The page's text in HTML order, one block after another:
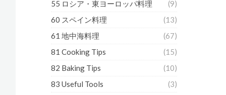
55 ロシア・東ヨーロッパ料理
(9)
60 スペイン料理
(13)
61 地中海料理
(67)
81 Cooking Tips
(15)
82 Baking Tips
(10)
83 Useful Tools
(3)